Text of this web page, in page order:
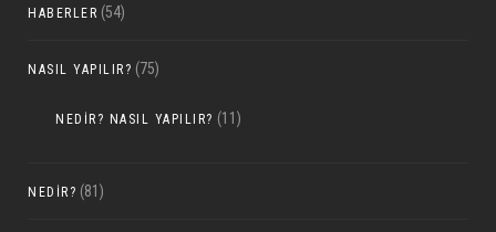
HABERLER (54)
NASIL YAPILIR? (75)
NEDIR? NASIL YAPILIR? (11)
NEDIR? (81)